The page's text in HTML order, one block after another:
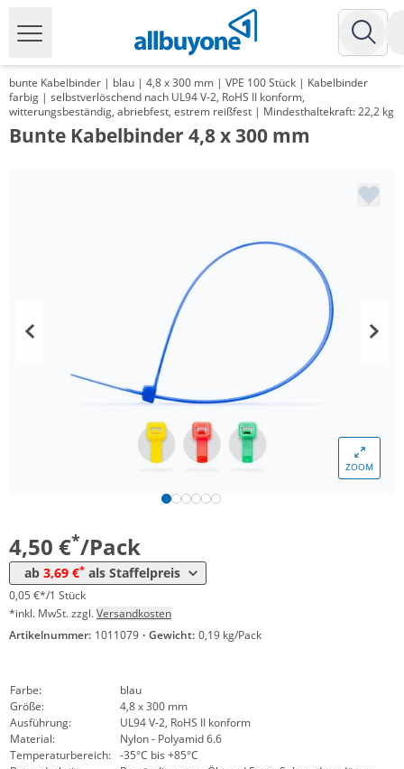
bunte Kabelbinder | blau | 4,8 x 300 mm | VPE 100 Stück | Kabelbinder
farbig | selbstverlöschend nach UL94 V-2, RoHS II konform,
witterungsbeständig, abriebfest, estrem reißfest | Mindesthaltekraft: 22,2 kg
Bunte Kabelbinder 4,8 x 300 mm
ZOOM
4,50 €*/Pack
ab 3,69 €* als Staffelpreis
Preis
4,05 €
0,05 €*/1 Stück
*inkl. MwSt. zzgl.Versandkosten
Artikelnummer: 1011079 · Gewicht: 0,19 kg/Pack
Farbe:
blau
Größe:
4,8 x 300 mm
Ausführung:
UL94 V-2, RoHS II konform
Material:
Nylon - Polyamid 6.6
Temperaturbereich: -35°C bis +85°C